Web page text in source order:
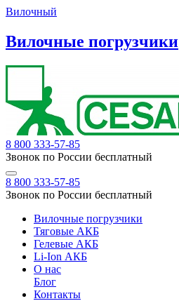
Вилочный
Вилочные погрузчики
8 800 333-57-85
Звонок по России бесплатный
8 800 333-57-85
Звонок по России бесплатный
Вилочные погрузчики
Тяговые АКБ
Гелевые АКБ
Li-Ion АКБ
О нас
Блог
Контакты